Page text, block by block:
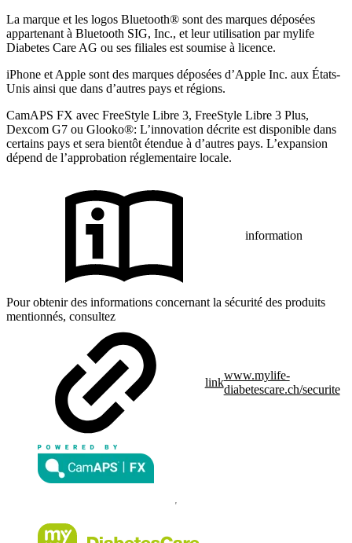
La marque et les logos Bluetooth® sont des marques déposées
appartenant à Bluetooth SIG, Inc., et leur utilisation par mylife
Diabetes Care AG ou ses filiales est soumise à licence.
iPhone et Apple sont des marques déposées d’Apple Inc. aux États-
Unis ainsi que dans d’autres pays et régions.
CamAPS FX avec FreeStyle Libre 3, FreeStyle Libre 3 Plus,
Dexcom G7 ou Glooko®: L’innovation décrite est disponible dans
certains pays et sera bientôt étendue à d’autres pays. L’expansion
dépend de l’approbation réglementaire locale.
information
Pour obtenir des informations concernant la sécurité des produits
mentionnés, consultez
link
www.mylife-
diabetescare.ch/securite